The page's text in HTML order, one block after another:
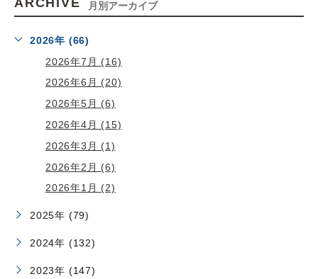
月別アーカイブ
2026年 (66)
2026年7月 (16)
2026年6月 (20)
2026年5月 (6)
2026年4月 (15)
2026年3月 (1)
2026年2月 (6)
2026年1月 (2)
2025年 (79)
2024年 (132)
2023年 (147)